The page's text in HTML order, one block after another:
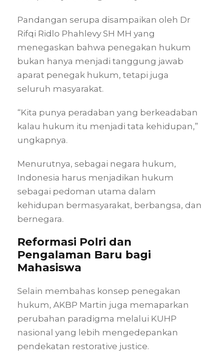
Pandangan serupa disampaikan oleh Dr
Rifqi Ridlo Phahlevy SH MH yang
menegaskan bahwa penegakan hukum
bukan hanya menjadi tanggung jawab
aparat penegak hukum, tetapi juga
seluruh masyarakat.
“Kita punya peradaban yang berkeadaban
kalau hukum itu menjadi tata kehidupan,”
ungkapnya.
Menurutnya, sebagai negara hukum,
Indonesia harus menjadikan hukum
sebagai pedoman utama dalam
kehidupan bermasyarakat, berbangsa, dan
bernegara.
Reformasi Polri dan
Pengalaman Baru bagi
Mahasiswa
Selain membahas konsep penegakan
hukum, AKBP Martin juga memaparkan
perubahan paradigma melalui KUHP
nasional yang lebih mengedepankan
pendekatan restorative justice.